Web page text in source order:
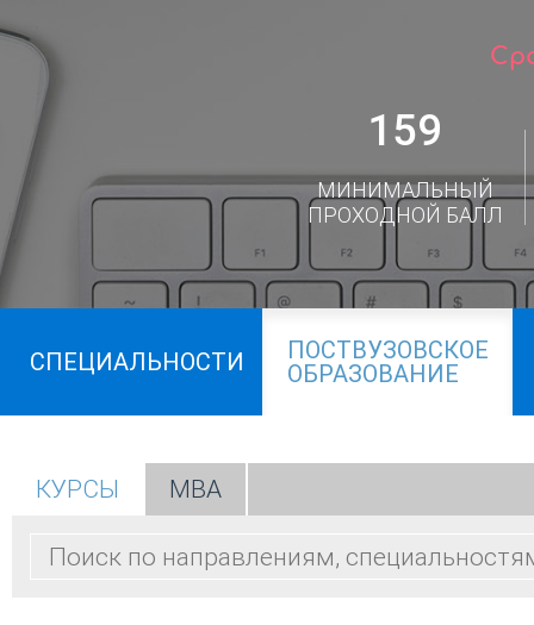
159
МИНИМАЛЬНЫЙ
ПРОХОДНОЙ БАЛЛ
СПЕЦИАЛЬНОСТИ
ПОСТВУЗОВСКОЕ
ОБРАЗОВАНИЕ
КУРСЫ МВА